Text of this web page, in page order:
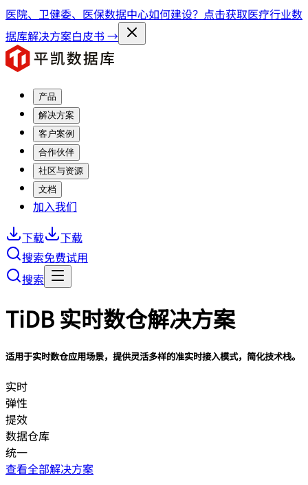
医院、卫健委、医保数据中心如何建设？点击获取医疗行业数
据库解决方案白皮书 →
产品
解决方案
客户案例
合作伙伴
社区与资源
文档
加入我们
下载
下载
搜索免费试用
搜索
TiDB 实时数仓解决方案
适用于实时数仓应用场景，提供灵活多样的准实时接入模式，简化技术栈。
实时
弹性
提效
数据仓库
统一
查看全部解决方案